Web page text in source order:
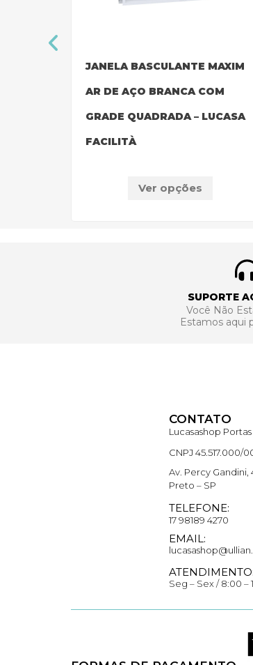
JANELA BASCULANTE MAXIM
AR DE AÇO BRANCA COM
GRADE QUADRADA – LUCASA
FACILITÀ
Ver opções
SUPORTE
Você Não
Estamos aqui
CONTATO
Lucasashop
CNPJ 45.517.000/
Av. Percy Gandini,
Preto – SP
TELEFONE:
17 98189 4270
EMAIL:
ATENDIMENTO:
Seg – Sex / 8:00 –